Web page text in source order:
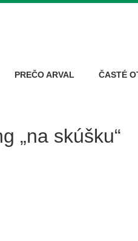
PREČO ARVAL ČASTÉ
„na skúšku“